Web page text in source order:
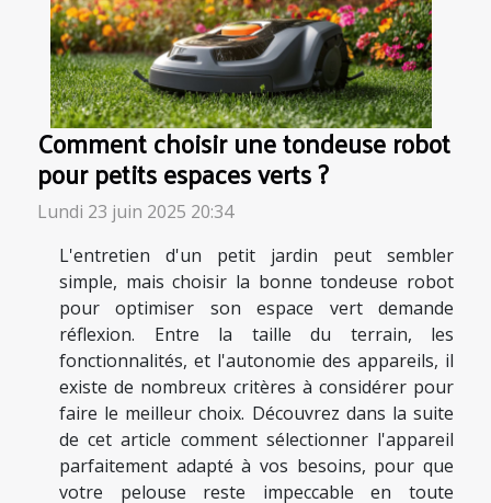
Comment choisir une tondeuse robot
pour petits espaces verts ?
Lundi 23 juin 2025 20:34
L'entretien d'un petit jardin peut sembler
simple, mais choisir la bonne tondeuse robot
pour optimiser son espace vert demande
réflexion. Entre la taille du terrain, les
fonctionnalités, et l'autonomie des appareils, il
existe de nombreux critères à considérer pour
faire le meilleur choix. Découvrez dans la suite
de cet article comment sélectionner l'appareil
parfaitement adapté à vos besoins, pour que
votre pelouse reste impeccable en toute